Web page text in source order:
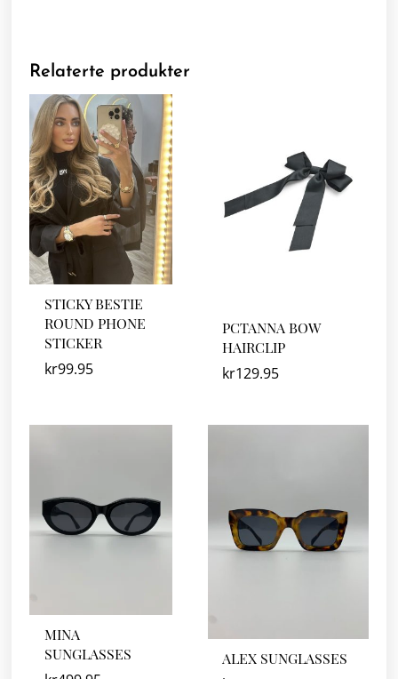
Relaterte produkter
STICKY BESTIE
ROUND PHONE
STICKER
kr99.95
PCTANNA BOW
HAIRCLIP
kr129.95
MINA
SUNGLASSES
ALEX SUNGLASSES